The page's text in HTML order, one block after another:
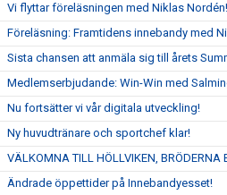
Vi flyttar föreläsningen med Niklas Nordén!
Föreläsning: Framtidens innebandy med
Sista chansen att anmäla sig till årets
Medlemserbjudande: Win-Win med
Nu fortsätter vi vår digitala utveckling!
Ny huvudtränare och sportchef klar!
VÄLKOMNA TILL HÖLLVIKEN, BRÖDERNA
Ändrade öppettider på Innebandyesset!